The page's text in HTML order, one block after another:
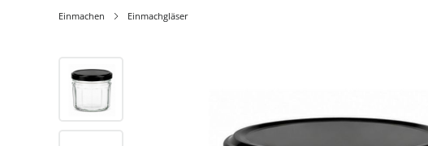
Einmachen Einmachgläser
Bildergalerie überspringen